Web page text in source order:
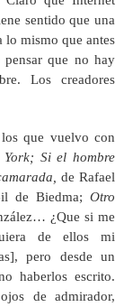
sentido que una
lo mismo que antes
que no hay
Los creadores
que vuelvo con
Si el hombre
de Rafael
de Biedma;Otro
¿Que si me
de ellos mi
pero desde un
haberlos escrito.
de admirador,